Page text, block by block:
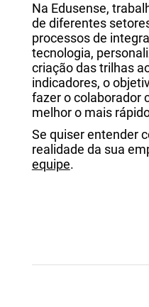
Na Edusense,
de diferentes
processos de
tecnologia,
criação das trilhas
indicadores, o
fazer o colaborador
melhor o mais
Se quiser entender
realidade da sua
equipe.